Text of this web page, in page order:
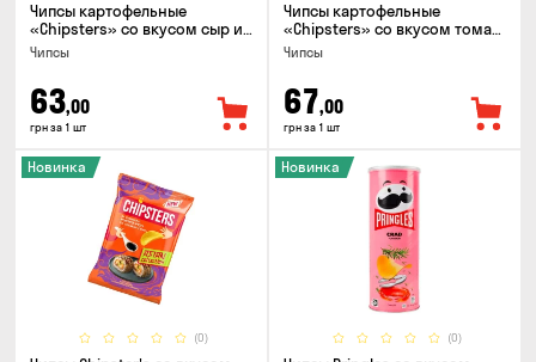
Чипсы картофельные
«Chipsters» со вкусом сыр и
лук, 95г
Чипсы
63,00
грн за 1 шт
Чипсы картофельные
«Chipsters» со вкусом томат
спайси, 95г
Чипсы
67,00
грн за 1 шт
(0)
Новинка
(0)
Новинка